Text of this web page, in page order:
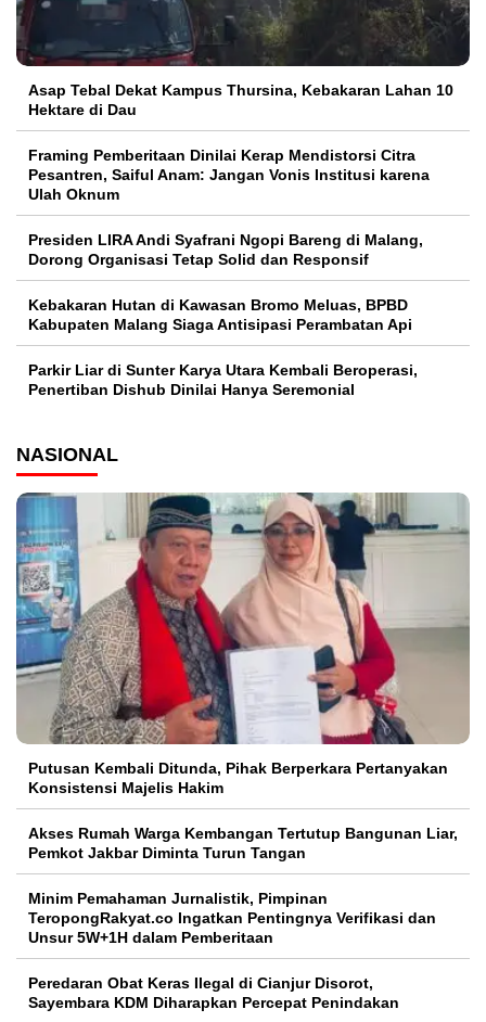
Asap Tebal Dekat Kampus Thursina, Kebakaran Lahan 10
Hektare di Dau
Framing Pemberitaan Dinilai Kerap Mendistorsi Citra
Pesantren, Saiful Anam: Jangan Vonis Institusi karena
Ulah Oknum
Presiden LIRA Andi Syafrani Ngopi Bareng di Malang,
Dorong Organisasi Tetap Solid dan Responsif
Kebakaran Hutan di Kawasan Bromo Meluas, BPBD
Kabupaten Malang Siaga Antisipasi Perambatan Api
Parkir Liar di Sunter Karya Utara Kembali Beroperasi,
Penertiban Dishub Dinilai Hanya Seremonial
NASIONAL
Putusan Kembali Ditunda, Pihak Berperkara Pertanyakan
Konsistensi Majelis Hakim
Akses Rumah Warga Kembangan Tertutup Bangunan Liar,
Pemkot Jakbar Diminta Turun Tangan
Minim Pemahaman Jurnalistik, Pimpinan
TeropongRakyat.co Ingatkan Pentingnya Verifikasi dan
Unsur 5W+1H dalam Pemberitaan
Peredaran Obat Keras Ilegal di Cianjur Disorot,
Sayembara KDM Diharapkan Percepat Penindakan